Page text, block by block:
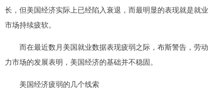
长，但美国经济实际上已经陷入衰退，而最明显的表现就是就业
市场持续疲软。
而在最近数月美国就业数据表现疲弱之际，布斯警告，劳动
力市场的发展表明，美国经济的基础并不稳固。
美国经济疲弱的几个线索